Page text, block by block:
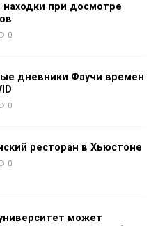
при досмотре
0
дневники Фаучи времен
0
ресторан в Хьюстоне
0
может